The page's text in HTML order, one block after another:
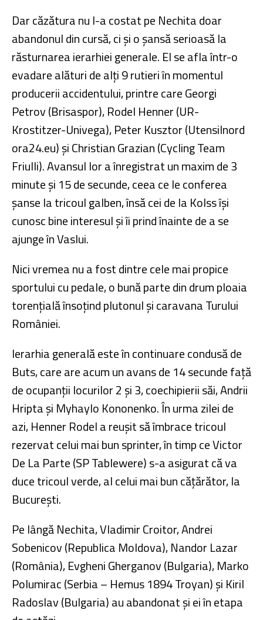
Dar căzătura nu l-a costat pe Nechita doar
abandonul din cursă, ci și o șansă serioasă la
răsturnarea ierarhiei generale. El se afla într-o
evadare alături de alți 9 rutieri în momentul
producerii accidentului, printre care Georgi
Petrov (Brisaspor), Rodel Henner (UR-
Krostitzer-Univega), Peter Kusztor (Utensilnord
ora24.eu) și Christian Grazian (Cycling Team
Friulli). Avansul lor a înregistrat un maxim de 3
minute și 15 de secunde, ceea ce le conferea
șanse la tricoul galben, însă cei de la Kolss își
cunosc bine interesul și îi prind înainte de a se
ajunge în Vaslui.
Nici vremea nu a fost dintre cele mai propice
sportului cu pedale, o bună parte din drum ploaia
torențială însoțind plutonul și caravana Turului
României.
Ierarhia generală este în continuare condusă de
Buts, care are acum un avans de 14 secunde față
de ocupanții locurilor 2 și 3, coechipierii săi, Andrii
Hripta şi Myhaylo Kononenko. În urma zilei de
azi, Henner Rodel a reușit să îmbrace tricoul
rezervat celui mai bun sprinter, în timp ce Victor
De La Parte (SP Tablewere) s-a asigurat că va
duce tricoul verde, al celui mai bun cățărător, la
București.
Pe lângă Nechita, Vladimir Croitor, Andrei
Sobenicov (Republica Moldova), Nandor Lazar
(România), Evgheni Gherganov (Bulgaria), Marko
Polumirac (Serbia – Hemus 1894 Troyan) și Kiril
Radoslav (Bulgaria) au abandonat și ei în etapa